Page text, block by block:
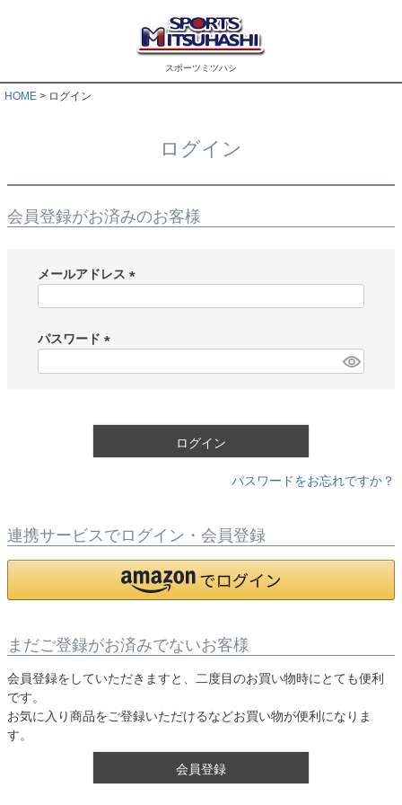
スポーツミツハシ
HOME ログイン
ログイン
会員登録がお済みのお客様
メールアドレス
)
パスワード
ログイン
パスワードをお忘れですか？
連携サービスでログイン・会員登録
まだご登録がお済みでないお客様
会員登録をしていただきますと、二度目のお買い物時にとても便利
です。
お気に入り商品をご登録いただけるなどお買い物が便利になりま
す。
会員登録